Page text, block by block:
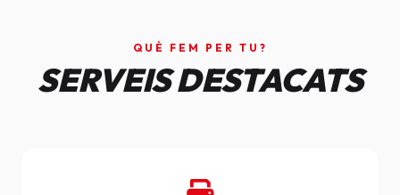
QUÈ FEM PER TU?
SERVEIS DESTACATS